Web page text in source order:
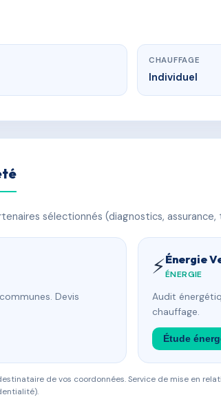
CHAUFFAGE
Individuel
sélectionnés (diagnostics, assurance,
Devis
⚡Énergie
ÉNERGIE
Audit
chauffage.
Étude
de vos coordonnées. Service de mise en